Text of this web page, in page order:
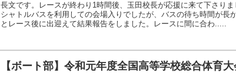
長文です。レースが終わり1時間後、玉田校長が応援に来て下さりま
シャトルバスを利用しての会場入りでしたが、バスの待ち時間が長
とレース後に出迎えて結果報告をしました。レースに間に合わ.....
【ボート部】令和元年度全国高等学校総合体育